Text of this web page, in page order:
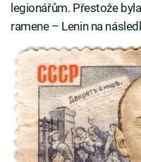
legionářům. Přestože
ramene – Lenin na